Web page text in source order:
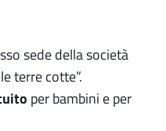
sede della società
terre cotte”.
per bambini e per